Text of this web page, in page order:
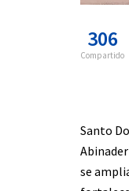
306
Compartido
Santo
se